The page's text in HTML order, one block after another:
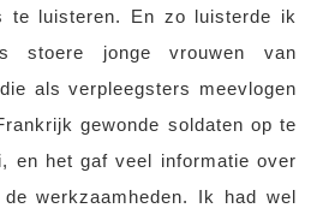
te luisteren. En zo luisterde ik
stoere jonge vrouwen van
als verpleegsters meevlogen
gewonde soldaten op te
en het gaf veel informatie over
werkzaamheden. Ik had wel